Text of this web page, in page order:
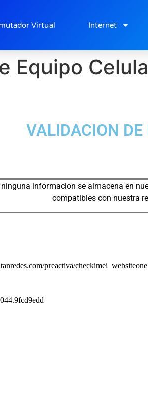
Virtual Internet
de cabecera
Equipo
VALIDACION DE
informacion se almacena en
compatibles con nuestra